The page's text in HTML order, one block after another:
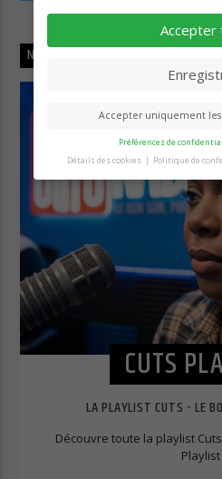
NOW ON AIR
CUTS
LA PLAYLIST CUTS - LE
Découvre toute la playlist
Playlist
Accepter
Accepter uniquement les
Préférences de
Détails des cookies
Politique de
Préférence
Vous trouverez ici un
utilisés. Vous pouvez
catégories ou afficher
et sélectionner certains
Accepter tout
Accepter
Essentiels (1)
Les cookies essentiels permettent
nécessaires au bon
Afficher les